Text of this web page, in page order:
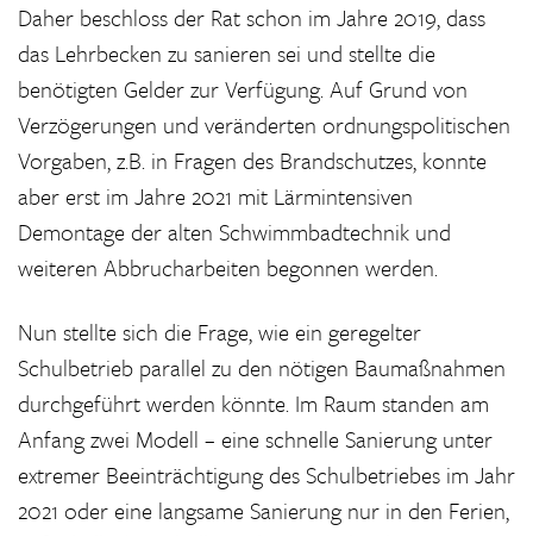
Daher beschloss der Rat schon im Jahre 2019, dass
das Lehrbecken zu sanieren sei und stellte die
benötigten Gelder zur Verfügung. Auf Grund von
Verzögerungen und veränderten ordnungspolitischen
Vorgaben, z.B. in Fragen des Brandschutzes, konnte
aber erst im Jahre 2021 mit Lärmintensiven
Demontage der alten Schwimmbadtechnik und
weiteren Abbrucharbeiten begonnen werden.
Nun stellte sich die Frage, wie ein geregelter
Schulbetrieb parallel zu den nötigen Baumaßnahmen
durchgeführt werden könnte. Im Raum standen am
Anfang zwei Modell – eine schnelle Sanierung unter
extremer Beeinträchtigung des Schulbetriebes im Jahr
2021 oder eine langsame Sanierung nur in den Ferien,